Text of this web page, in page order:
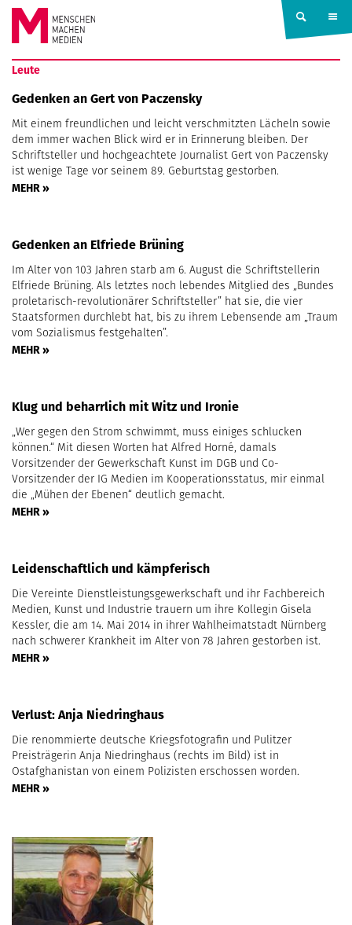
Springe zum Inhalt
MENSCHEN
MACHEN
MEDIEN
Leute
Gedenken an Gert von Paczensky
Mit einem freundlichen und leicht verschmitzten Lächeln sowie
dem immer wachen Blick wird er in Erinnerung bleiben. Der
Schriftsteller und hochgeachtete Journalist Gert von Paczensky
ist wenige Tage vor seinem 89. Geburtstag gestorben.
MEHR »
Gedenken an Elfriede Brüning
Im Alter von 103 Jahren starb am 6. August die Schriftstellerin
Elfriede Brüning. Als letztes noch lebendes Mitglied des „Bundes
proletarisch-revolutionärer Schriftsteller” hat sie, die vier
Staatsformen durchlebt hat, bis zu ihrem Lebensende am „Traum
vom Sozialismus festgehalten”.
MEHR »
Klug und beharrlich mit Witz und Ironie
„Wer gegen den Strom schwimmt, muss einiges schlucken
können.“ Mit diesen Worten hat Alfred Horné, damals
Vorsitzender der Gewerkschaft Kunst im DGB und Co-
Vorsitzender der IG Medien im Kooperationsstatus, mir einmal
die „Mühen der Ebenen“ deutlich gemacht.
MEHR »
Leidenschaftlich und kämpferisch
Die Vereinte Dienstleistungsgewerkschaft und ihr Fachbereich
Medien, Kunst und Industrie trauern um ihre Kollegin Gisela
Kessler, die am 14. Mai 2014 in ihrer Wahlheimatstadt Nürnberg
nach schwerer Krankheit im Alter von 78 Jahren gestorben ist.
MEHR »
Verlust: Anja Niedringhaus
Die renommierte deutsche Kriegsfotografin und Pulitzer
Preisträgerin Anja Niedringhaus (rechts im Bild) ist in
Ostafghanistan von einem Polizisten erschossen worden.
MEHR »